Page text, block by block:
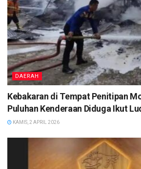
DAERAH
Kebakaran di Tempat Penitipan
Puluhan Kenderaan Diduga Ikut
KAMIS, 2 APRIL 2026